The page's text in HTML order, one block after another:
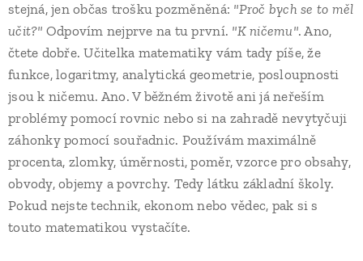
stejná, jen občas trošku pozměněná: "Proč bych se to měl
učit?" Odpovím nejprve na tu první. "K ničemu". Ano,
čtete dobře. Učitelka matematiky vám tady píše, že
funkce, logaritmy, analytická geometrie, posloupnosti
jsou k ničemu. Ano. V běžném životě ani já neřeším
problémy pomocí rovnic nebo si na zahradě nevytyčuji
záhonky pomocí souřadnic. Používám maximálně
procenta, zlomky, úměrnosti, poměr, vzorce pro obsahy,
obvody, objemy a povrchy. Tedy látku základní školy.
Pokud nejste technik, ekonom nebo vědec, pak si s
touto matematikou vystačíte.